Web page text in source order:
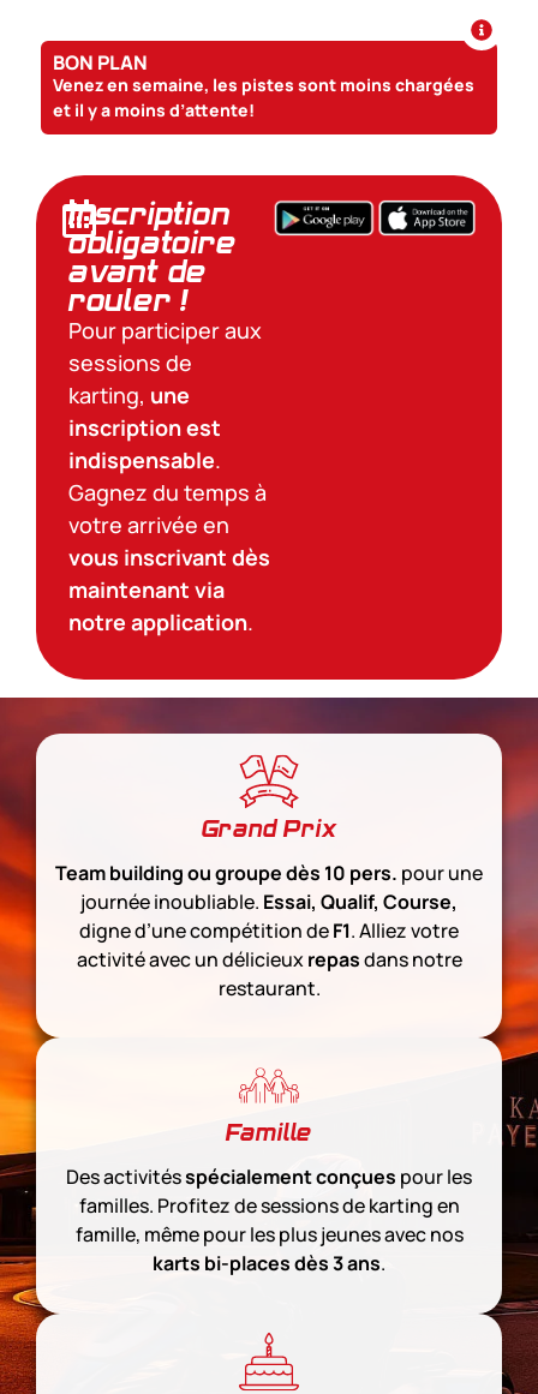
BON PLAN
Venez en semaine, les pistes sont moins chargées
et il y a moins d’attente!
Inscription
obligatoire
avant de
rouler !
Pour participer aux
sessions de
karting, une
inscription est
indispensable.
Gagnez du temps à
votre arrivée en
vous inscrivant dès
maintenant via
notre application.
Grand Prix
Team building ou groupe dès 10 pers. pour une
journée inoubliable. Essai, Qualif, Course,
digne d’une compétition deF1. Alliez votre
activité avec un délicieuxrepasdans notre
restaurant.
Famille
Des activitésspécialement conçues pour les
familles. Profitez de sessions de karting en
famille, même pour les plus jeunes avec nos
karts bi-placesdès 3 ans.